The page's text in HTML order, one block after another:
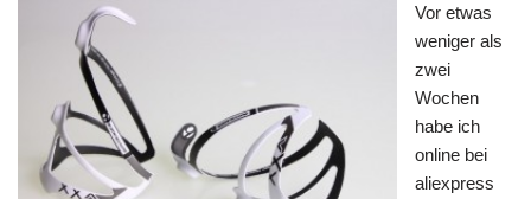
Vor etwas
weniger als
zwei
Wochen
habe ich
online bei
aliexpress